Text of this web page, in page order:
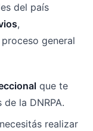
del país
,
general
que te
la DNRPA.
realizar